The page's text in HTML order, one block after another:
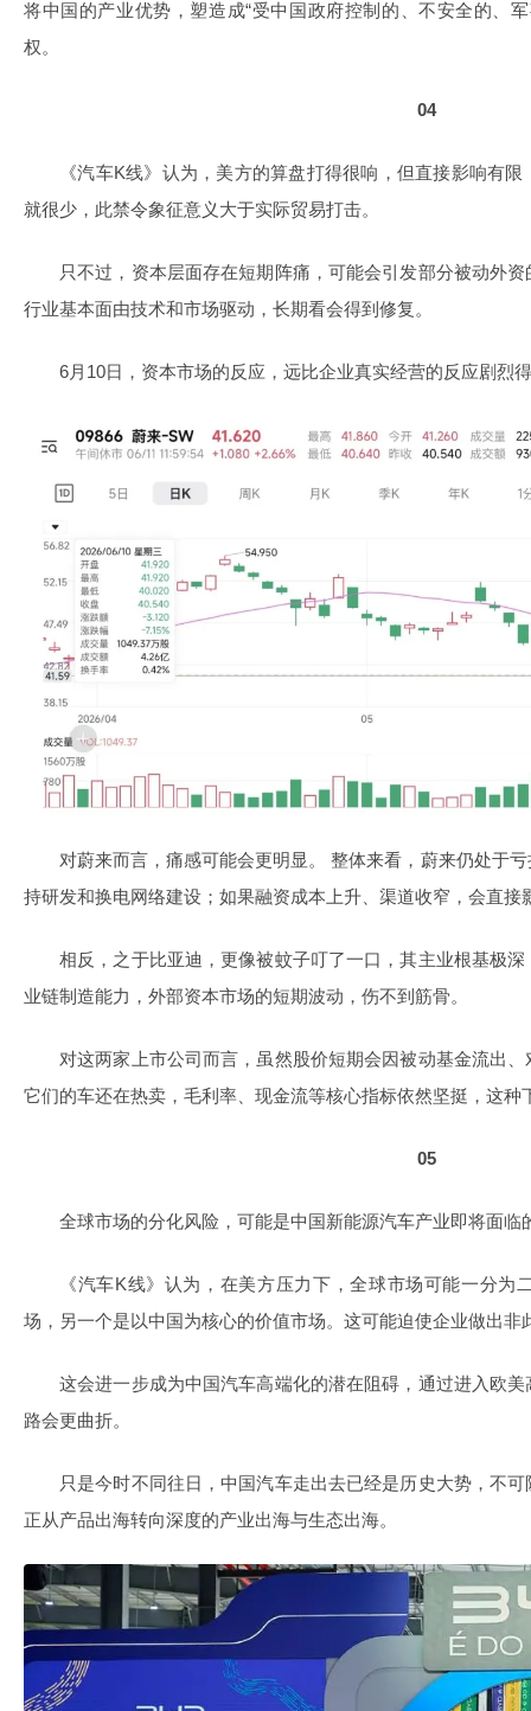
将中国的产业优势，塑造成“受中国政府控制的、不安全的、
权。
04
《汽车K线》认为，美方的算盘打得很响，但直接影响有
就很少，此禁令象征意义大于实际贸易打击。
只不过，资本层面存在短期阵痛，可能会引发部分被动外
行业基本面由技术和市场驱动，长期看会得到修复。
6月10日，资本市场的反应，远比企业真实经营的反应剧烈
对蔚来而言，痛感可能会更明显。 整体来看，蔚来仍处于
持研发和换电网络建设；如果融资成本上升、渠道收窄，会直接
相反，之于比亚迪，更像被蚊子叮了一口，其主业根基极
业链制造能力，外部资本市场的短期波动，伤不到筋骨。
对这两家上市公司而言，虽然股价短期会因被动基金流出
它们的车还在热卖，毛利率、现金流等核心指标依然坚挺，这
05
全球市场的分化风险，可能是中国新能源汽车产业即将面临
《汽车K线》认为，在美方压力下，全球市场可能一分为
场，另一个是以中国为核心的价值市场。这可能迫使企业做出非
这会进一步成为中国汽车高端化的潜在阻碍，通过进入欧
路会更曲折。
只是今时不同往日，中国汽车走出去已经是历史大势，不
正从产品出海转向深度的产业出海与生态出海。